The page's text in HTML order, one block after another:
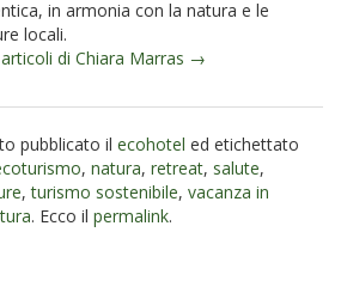
in armonia con la natura e le
locali.
di Chiara Marras →
pubblicato il ecohotel ed etichettato
, natura, retreat, salute,
,turismo sostenibile, vacanza in
. Ecco il permalink.